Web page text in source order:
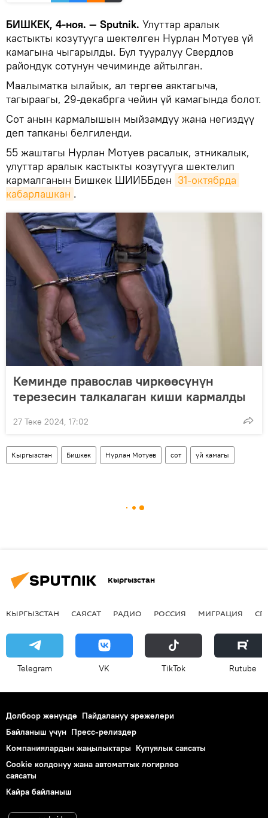
БИШКЕК, 4-ноя. — Sputnik. Улуттар аралык
кастыкты козутууга шектелген Нурлан Мотуев үй
камагына чыгарылды. Бул тууралуу Свердлов
райондук сотунун чечиминде айтылган.
Маалыматка ылайык, ал тергөө аяктагыча,
тагыраагы, 29-декабрга чейин үй камагында болот.
Сот анын кармалышын мыйзамдуу жана негиздүү
деп тапканы белгиленди.
55 жаштагы Нурлан Мотуев расалык, этникалык,
улуттар аралык кастыкты козутууга шектелип
кармалганын Бишкек ШИИББден 31-октябрда
кабарлашкан .
Кеминде православ чиркөөсүнүн
терезесин талкалаган киши кармалды
27 Теке 2024, 17:02
Кыргызстан Бишкек Нурлан Мотуев сот үй камагы
Кыргызстан
КЫРГЫЗСТАН САЯСАТ РАДИО РОССИЯ МИГРАЦИЯ
Telegram VK ТikТоk Rutube
Долбоор жөнүндө Пайдалануу эрежелери
Байланыш үчүн Пресс-релиздер
Компаниялардын жаңылыктары Купуялык саясаты
Cookie колдонуу жана автоматтык логирлөө
саясаты
Кайра байланыш